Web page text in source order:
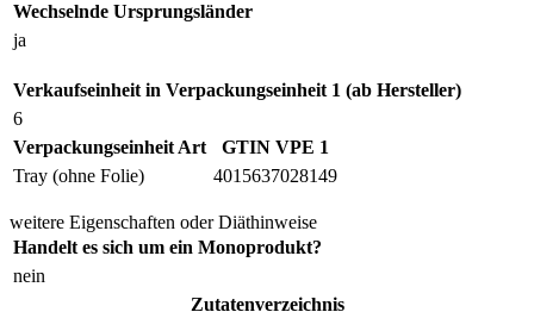
Wechselnde Ursprungsländer
ja
Verkaufseinheit in Verpackungseinheit 1 (ab Hersteller)
6
Verpackungseinheit Art
Tray (ohne Folie)
GTIN VPE 1
4015637028149
weitere Eigenschaften oder Diäthinweise
Handelt es sich um ein Monoprodukt?
nein
Zutatenverzeichnis